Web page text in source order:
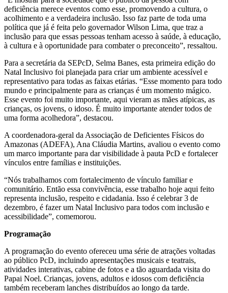
deficiência merece eventos como esse, promovendo a cultura, o
acolhimento e a verdadeira inclusão. Isso faz parte de toda uma
política que já é feita pelo governador Wilson Lima, que traz a
inclusão para que essas pessoas tenham acesso à saúde, à educação,
à cultura e à oportunidade para combater o preconceito”, ressaltou.
Para a secretária da SEPcD, Selma Banes, esta primeira edição do
Natal Inclusivo foi planejada para criar um ambiente acessível e
representativo para todas as faixas etárias. “Esse momento para todo
mundo e principalmente para as crianças é um momento mágico.
Esse evento foi muito importante, aqui vieram as mães atípicas, as
crianças, os jovens, o idoso. É muito importante atender todos de
uma forma acolhedora”, destacou.
A coordenadora-geral da Associação de Deficientes Físicos do
Amazonas (ADEFA), Ana Cláudia Martins, avaliou o evento como
um marco importante para dar visibilidade à pauta PcD e fortalecer
vínculos entre famílias e instituições.
“Nós trabalhamos com fortalecimento de vínculo familiar e
comunitário. Então essa convivência, esse trabalho hoje aqui feito
representa inclusão, respeito e cidadania. Isso é celebrar 3 de
dezembro, é fazer um Natal Inclusivo para todos com inclusão e
acessibilidade”, comemorou.
Programação
A programação do evento ofereceu uma série de atrações voltadas
ao público PcD, incluindo apresentações musicais e teatrais,
atividades interativas, cabine de fotos e a tão aguardada visita do
Papai Noel. Crianças, jovens, adultos e idosos com deficiência
também receberam lanches distribuídos ao longo da tarde.